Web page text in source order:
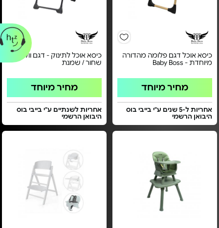
כיסא אוכל דגם פלומה מהדורה
מיוחדת - Baby Boss
מחיר מיוחד
אחריות ל-5 שנים ע"י בייבי בוס
היבואן הרשמי
כיסא אוכל לתינוק - דגם וולט |
שחור / שמנת
מחיר מיוחד
אחריות לשנתיים ע"י בייבי בוס
היבואן הרשמי